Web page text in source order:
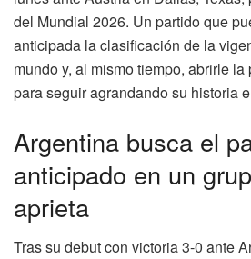
del Mundial 2026. Un partido que
anticipada la clasificación de la
mundo y, al mismo tiempo, abrirle la
para seguir agrandando su historia
Argentina busca el
anticipado en un
aprieta
Tras su debut con victoria 3-0 ante